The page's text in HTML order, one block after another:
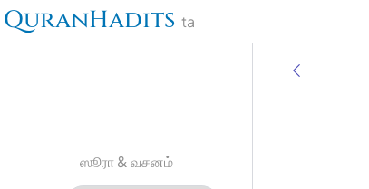
QuranHadits ta
ஸூரா & வசனம்